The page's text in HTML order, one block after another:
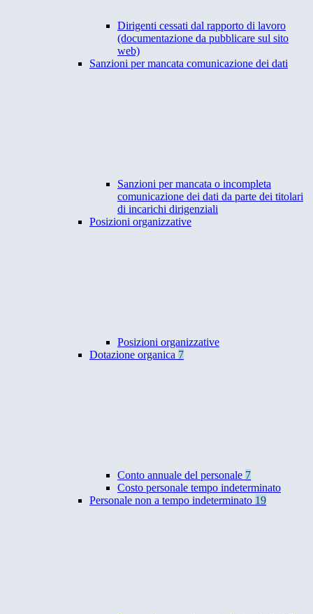
Dirigenti cessati dal rapporto di lavoro
(documentazione da pubblicare sul sito
web)
Sanzioni per mancata comunicazione dei dati
Sanzioni per mancata o incompleta
comunicazione dei dati da parte dei titolari
di incarichi dirigenziali
Posizioni organizzative
Posizioni organizzative
Dotazione organica 7
Conto annuale del personale 7
Costo personale tempo indeterminato
Personale non a tempo indeterminato 19